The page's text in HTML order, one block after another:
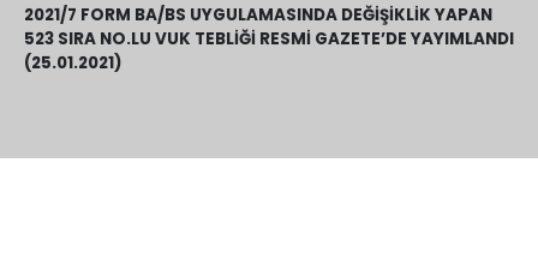
2021/7 FORM BA/BS UYGULAMASINDA DEĞIŞIKLIK YAPAN
523 SIRA NO.LU VUK TEBLIĞI RESMI GAZETE’DE YAYIMLANDI
(25.01.2021)